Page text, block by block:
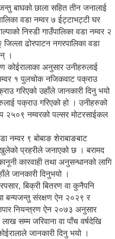
बाघको छाला सहित तीन जनालाई
वडा नम्वर ७ ईट्टाभट्टी घर
निस्डी गाउँपालिका वडा नम्वर २
ढोरपाटन नगरपालिका वडा
।
कोईरालाका अनुसार उनीहरुलाई
१ पुलचोक नजिकवाट पक्राउ
गरिएको उहाँले जानकारी दिनु भयो
पक्राउ गरिएको हो । उनीहरुको
२५०९ नम्वरको पल्सर मोटरसाईकल
नम्वर ९ बोबाङ शेराबाङबाट
प्रहरीले जनाएको छ । बरामद
कारवाही तथा अनुसन्धानको लागि
जानकारी दिनुभयो ।
बिक्री बितरण वा कुनैपनि
बन्यजन्तु संरक्षण ऐन २०२९ र
नियन्त्रण ऐन २०७३ अनुसार
सम्म जरिवाना वा पाँच वर्षदेखि
जानकारी दिनु भयो ।